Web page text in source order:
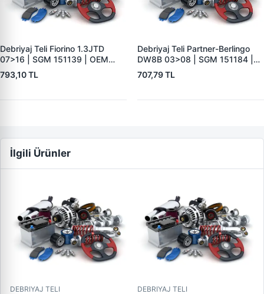
Debriyaj Teli Fiorino 1.3JTD
07>16 | SGM 151139 | OEM
55216695 55212927
793,10 TL
Debriyaj Teli Partner-Berlingo
DW8B 03>08 | SGM 151184 |
OEM 2150.CX
707,79 TL
İlgili Ürünler
DEBRIYAJ TELI DEBRIYAJ TELI